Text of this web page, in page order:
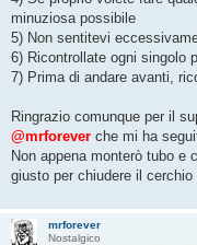
minuziosa possibile
5) Non sentitevi
6) Ricontrollate ogni singolo
7) Prima di andare avanti,
Ringrazio comunque per il
@mrforever che mi ha
Non appena monterò tubo
giusto per chiudere il
mrforever
Nostalgico